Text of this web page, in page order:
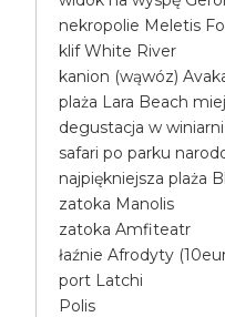
nekropolie Meletis
klif White River
kanion (wąwóz)
plaża Lara Beach
degustacja w winiarni
safari po parku
najpiękniejsza plaża
zatoka Manolis
zatoka Amfiteatr
łaźnie Afrodyty
port Latchi
Polis